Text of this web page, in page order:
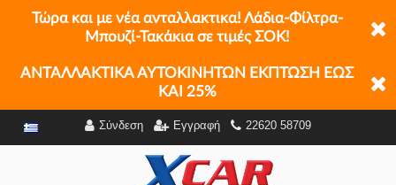
Τώρα και με νέα ανταλλακτικα! Λάδια-Φίλτρα-
Μπουζί-Τακάκια σε τιμές ΣΟΚ!
ΑΝΤΑΛΛΑΚΤΙΚΑ ΑΥΤΟΚΙΝΗΤΩΝ ΕΚΠΤΩΣΗ ΕΩΣ
ΚΑΙ 25%
Σύνδεση Εγγραφή 22620 58709